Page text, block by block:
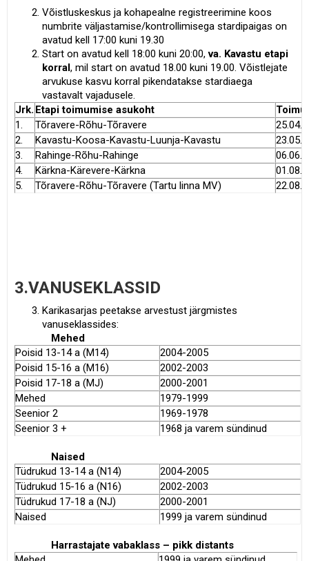
Võistluskeskus ja kohapealne registreerimine koos
numbrite väljastamise/kontrollimisega stardipaigas on
avatud kell 17:00 kuni 19.30
Start on avatud kell 18:00 kuni 20:00,va. Kavastu etapi
korral, mil start on avatud 18.00 kuni 19.00. Võistlejate
arvukuse kasvu korral pikendatakse stardiaega
vastavalt vajadusele.
Jrk. Etapi toimumise asukoht
1.
Tõravere-Rõhu-Tõravere
2.
Kavastu-Koosa-Kavastu-Luunja-Kavastu
3.
Rahinge-Rõhu-Rahinge
4.
Kärkna-Kärevere-Kärkna
5.
Tõravere-Rõhu-Tõravere (Tartu linna MV)
3.VANUSEKLASSID
Karikasarjas peetakse arvestust järgmistes
vanuseklassides:
Mehed
Poisid 13-14 a (M14)
2004-2005
Poisid 15-16 a (M16)
2002-2003
Poisid 17-18 a (MJ)
2000-2001
Mehed
1979-1999
Seenior 2
1969-1978
Seenior 3 +
1968 ja varem sündinud
Naised
Tüdrukud 13-14 a (N14)
2004-2005
Tüdrukud 15-16 a (N16)
2002-2003
Tüdrukud 17-18 a (NJ)
2000-2001
Naised
1999 ja varem sündinud
Harrastajate vabaklass – pikk distants